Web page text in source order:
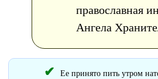
православная
Ангела
Ее принято пить утром